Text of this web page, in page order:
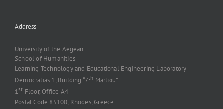
Address
University of the Aegean
School of Humanities
Learning Technology and Educational Engineering Laboratory
Democratias 1, Building “7th Martiou”
1st Floor, Office A4
Postal Code 85100, Rhodes, Greece